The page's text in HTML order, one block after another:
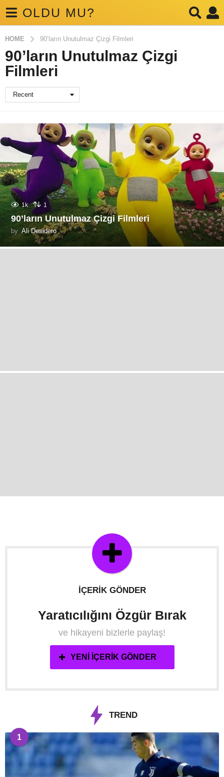
OLDU MU?
HOME 90’ların Unutulmaz Çizgi Filmleri
90’ların Unutulmaz Çizgi
Filmleri
Recent
1k 1
90’ların Unutulmaz Çizgi Filmleri
by Ali Desidero
İÇERIK GÖNDER
Yaratıcılığını Özgür Bırak
ve hikayeni bizlerle paylaş!
YENI İÇERIK GÖNDER
TREND
1